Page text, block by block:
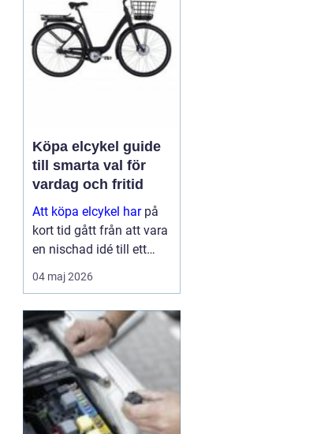
Köpa elcykel guide
till smarta val för
vardag och fritid
Att köpa elcykel harpå
kort tid gått från att vara
en nischad idé till ett
självklart alternativ för
pendling och
ersätter elcykeln både bil
och kollektivtrafik
under...
04 maj 2026